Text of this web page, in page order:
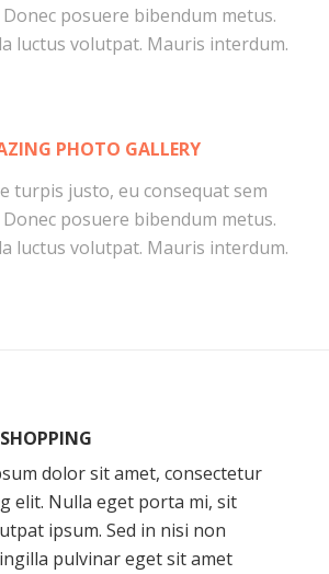
posuere bibendum metus.
luctus volutpat. Mauris interdum.
PHOTO GALLERY
turpis justo, eu consequat sem
posuere bibendum metus.
luctus volutpat. Mauris interdum.
dolor sit amet, consectetur
elit. Nulla eget porta mi, sit
ipsum. Sed in nisi non
pulvinar eget sit amet